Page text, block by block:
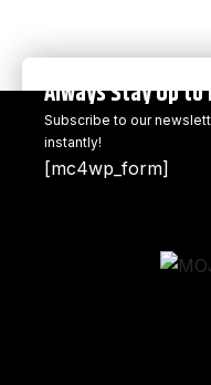
Always Stay Up to
Subscribe to our
instantly!
[mc4wp_form]